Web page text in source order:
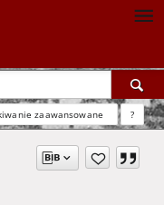
zaawansowane ?